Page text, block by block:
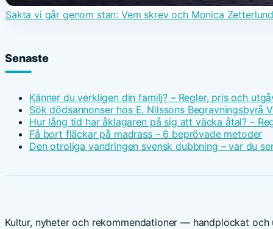
Sakta vi går genom stan: Vem skrev och Monica
Senaste
Känner du verkligen din familj? – Regler, pris och
Sök dödsannonser hos E. Nilssons Begravningsbyrå
Hur lång tid har åklagaren på sig att väcka åtal? –
Få bort fläckar på madrass – 6 beprövade metoder
Den otroliga vandringen svensk dubbning – var du
Kultur, nyheter och rekommendationer — handplockat